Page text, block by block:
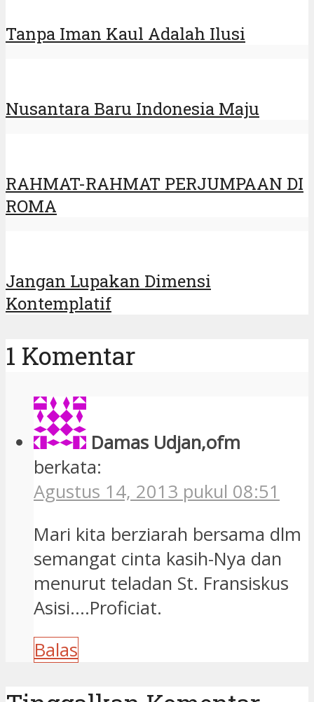
Tanpa Iman Kaul Adalah Ilusi
Nusantara Baru Indonesia Maju
RAHMAT-RAHMAT PERJUMPAAN DI
ROMA
Jangan Lupakan Dimensi
Kontemplatif
1 Komentar
Damas Udjan,ofm
berkata:
Agustus 14, 2013 pukul 08:51
Mari kita berziarah bersama dlm
semangat cinta kasih-Nya dan
menurut teladan St. Fransiskus
Asisi….Proficiat.
Balas